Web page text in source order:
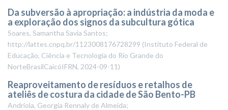
Da subversão à apropriação: a indústria da moda e
a exploração dos signos da subcultura gótica
Soares, Samantha Savia Santos;
http://lattes.cnpq.br/1123008176728299 (Instituto Federal de
Educação, Ciência e Tecnologia do Rio Grande do
NorteBrasilCaicóIFRN, 2024-09-11)
Reaproveitamento de resíduos e retalhos de
ateliês de costura da cidade de São Bento-PB
Andriola, Georgia Rennaly de Almeida;